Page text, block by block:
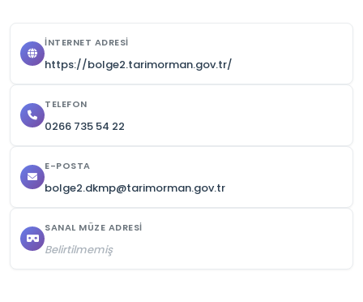
*Okul gezilerindeki tüm güvenlik önlemleri okul
İNTERNET ADRESI
https://bolge2.tarimorman.gov.tr/
TELEFON
0266 735 54 22
E-POSTA
bolge2.dkmp@tarimorman.gov.tr
SANAL MÜZE ADRESI
Belirtilmemiş